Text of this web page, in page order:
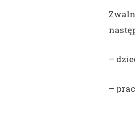
–
–